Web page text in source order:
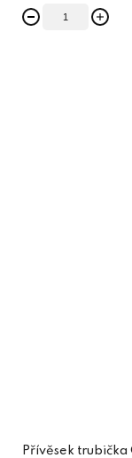
Přívěsek